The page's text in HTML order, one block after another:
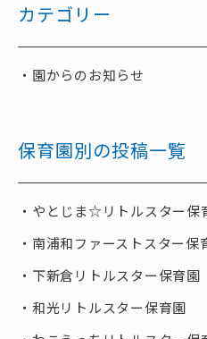
カテゴリー
園からのお知らせ
保育園別の投稿一覧
やとじま☆リトルスター保
南浦和ファーストスター保
下新倉リトルスター保育園
和光リトルスター保育園